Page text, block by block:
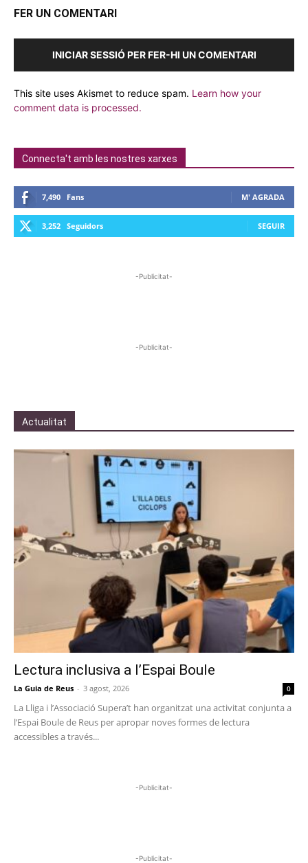
FER UN COMENTARI
INICIAR SESSIÓ PER FER-HI UN COMENTARI
This site uses Akismet to reduce spam. Learn how your
comment data is processed.
Connecta't amb les nostres xarxes
7,490 Fans M' AGRADA
3,252 Seguidors SEGUIR
-Publicitat-
-Publicitat-
Actualitat
Lectura inclusiva a l’Espai Boule
La Guia de Reus - 3 agost, 2026 0
La Lliga i l’Associació Supera’t han organitzat una activitat conjunta a
l’Espai Boule de Reus per apropar noves formes de lectura
accessibles a través...
-Publicitat-
-Publicitat-